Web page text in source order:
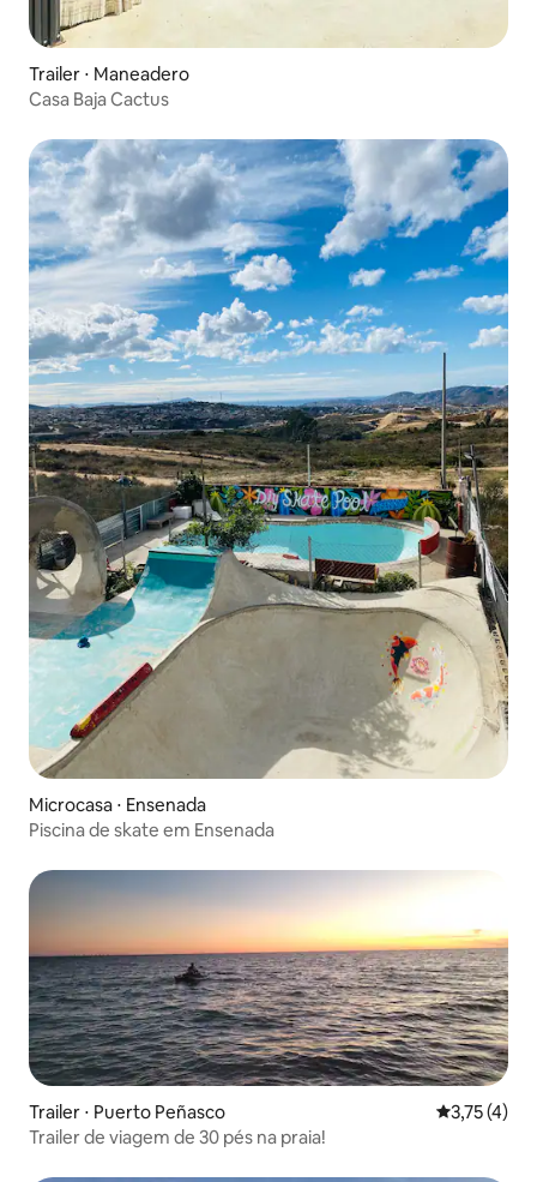
Trailer ⋅ Maneadero
Casa Baja Cactus
Microcasa ⋅ Ensenada
Piscina de skate em Ensenada
Trailer ⋅ Puerto Peñasco 3,75 de
3,75 (4)
Trailer de viagem de 30 pés na praia!